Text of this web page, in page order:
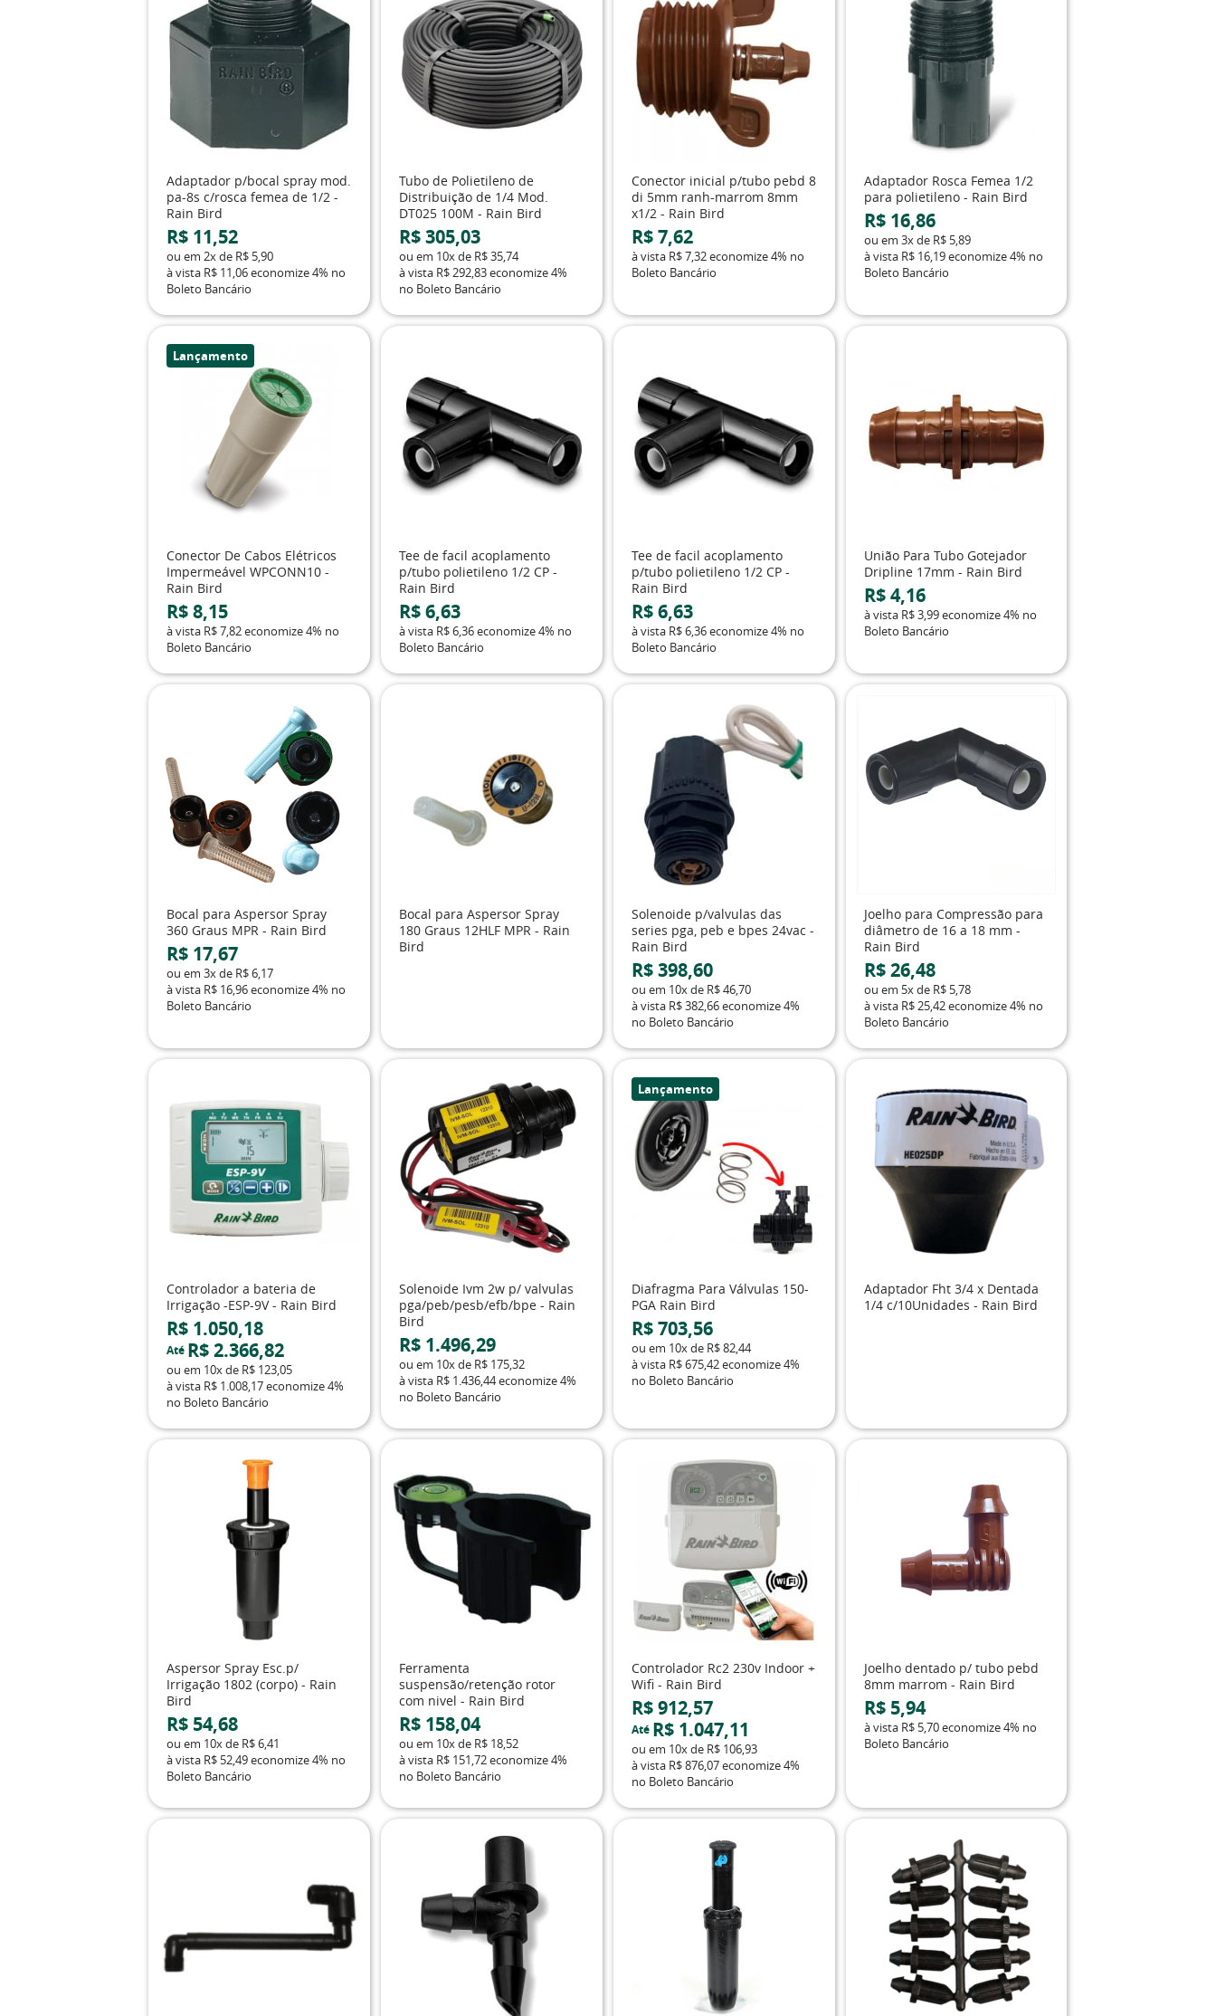
Adaptador p/bocal spray mod.
pa-8s c/rosca femea de 1/2 -
Rain Bird
R$ 11,52
ou em2xde R$ 5,90
à vista R$ 11,06economize4% no
Boleto Bancário
Tubo de Polietileno de
Distribuição de 1/4 Mod.
DT025 100M - Rain Bird
R$ 305,03
ou em 10xde R$ 35,74
à vista R$ 292,83economize4%
no Boleto Bancário
Conector inicial p/tubo pebd 8
di 5mm ranh-marrom 8mm
x1/2 - Rain Bird
R$ 7,62
à vista R$ 7,32economize4% no
Boleto Bancário
Adaptador Rosca Femea 1/2
para polietileno - Rain Bird
R$ 16,86
ou em 3xde R$ 5,89
à vista R$ 16,19economize4% no
Boleto Bancário
Lançamento
Conector De Cabos Elétricos
Impermeável WPCONN10 -
Rain Bird
R$ 8,15
à vista R$ 7,82economize4% no
Boleto Bancário
Tee de facil acoplamento
p/tubo polietileno 1/2 CP -
Rain Bird
R$ 6,63
à vista R$ 6,36economize4% no
Boleto Bancário
Tee de facil acoplamento
p/tubo polietileno 1/2 CP -
Rain Bird
R$ 6,63
à vista R$ 6,36economize4% no
Boleto Bancário
União Para Tubo Gotejador
Dripline 17mm - Rain Bird
R$ 4,16
à vista R$ 3,99economize4% no
Boleto Bancário
Bocal para Aspersor Spray
360 Graus MPR - Rain Bird
R$ 17,67
ou em3xde R$ 6,17
à vista R$ 16,96economize4% no
Boleto Bancário
Bocal para Aspersor Spray
180 Graus 12HLF MPR - Rain
Bird
Solenoide p/valvulas das
series pga, peb e bpes 24vac -
Rain Bird
R$ 398,60
ou em 10xde R$ 46,70
à vista R$ 382,66economize4%
no Boleto Bancário
Joelho para Compressão para
diâmetro de 16 a 18 mm -
Rain Bird
R$ 26,48
ou em 5xde R$ 5,78
à vista R$ 25,42economize4% no
Boleto Bancário
Controlador a bateria de
Irrigação -ESP-9V - Rain Bird
R$ 1.050,18
Até R$ 2.366,82
ou em 10xde R$ 123,05
à vista R$ 1.008,17economize4%
no Boleto Bancário
Solenoide Ivm 2w p/ valvulas
pga/peb/pesb/efb/bpe - Rain
Bird
R$ 1.496,29
ou em 10xde R$ 175,32
à vista R$ 1.436,44economize4%
no Boleto Bancário
Lançamento
Diafragma Para Válvulas 150-
PGA Rain Bird
R$ 703,56
ou em 10xde R$ 82,44
à vista R$ 675,42economize4%
no Boleto Bancário
Adaptador Fht 3/4 x Dentada
1/4 c/10Unidades - Rain Bird
Aspersor Spray Esc.p/
Irrigação 1802 (corpo) - Rain
Bird
R$ 54,68
ou em 10xde R$ 6,41
à vista R$ 52,49economize4% no
Boleto Bancário
Ferramenta
suspensão/retenção rotor
com nivel - Rain Bird
R$ 158,04
ou em 10xde R$ 18,52
à vista R$ 151,72economize4%
no Boleto Bancário
Controlador Rc2 230v Indoor +
Wifi - Rain Bird
R$ 912,57
Até R$ 1.047,11
ou em 10xde R$ 106,93
à vista R$ 876,07economize4%
no Boleto Bancário
Joelho dentado p/ tubo pebd
8mm marrom - Rain Bird
R$ 5,94
à vista R$ 5,70economize4% no
Boleto Bancário